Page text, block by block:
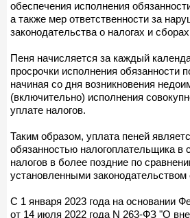
обеспечения исполнения
а также мер ответственности за
законодательства о налогах и
Пеня начисляется за каждый
просрочки исполнения обязанности
начиная со дня возникновения
(включительно) исполнения
уплате налогов.
Таким образом, уплата пеней
обязанностью налогоплательщика в
налогов в более поздние по
установленными законодательством
С 1 января 2023 года на основании
от 14 июля 2022 года N 263-ФЗ "О